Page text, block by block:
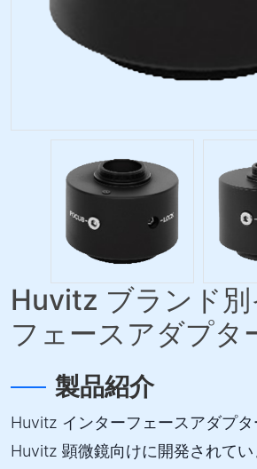
Huvitz ブランド
フェースアダプタ
製品紹介
Huvitz インターフェースアダプタ
Huvitz 顕微鏡向けに開発されて